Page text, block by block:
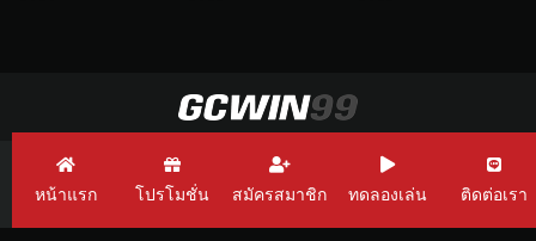
GCWin99 เว็บพนัน Link GCWin99 GCWin99 Casino
หน้าแรก โปรโมชั่น สมัครสมาชิก ทดลองเล่น ติดต่อเรา